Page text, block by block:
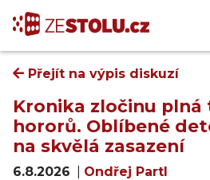
Přejít na výpis diskuzí
Kronika zločinu plná
hororů. Oblíbené
na skvělá zasazení
6.8.2026 Ondřej Partl